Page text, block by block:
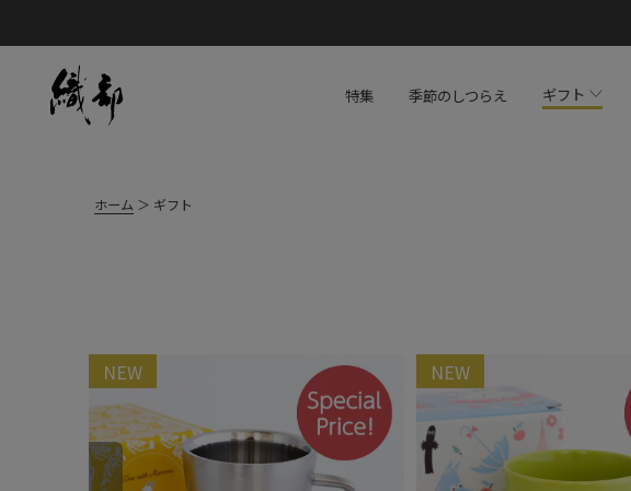
特集 季節のしつらえ ギフト
ホーム ギフト